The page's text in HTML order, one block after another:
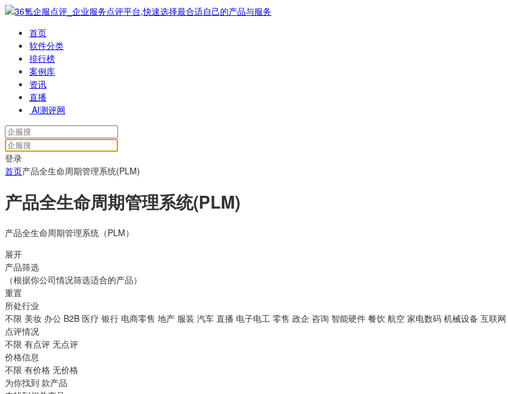
首页
软件分类
排行榜
案例库
资讯
直播
AI测评网
登录
首页产品全生命周期管理系统(PLM)
产品全生命周期管理系统(PLM)
产品全生命周期管理系统（PLM）
展开
产品筛选
（根据你公司情况筛选适合的产品）
重置
所处行业
不限 美妆 办公 B2B 医疗 银行 电商零售 地产 服装 汽车 直播 电子电工 零售 政企 咨询 智能硬件 餐饮 航空 家电数码 机械设备 互联网
点评情况
不限 有点评 无点评
价格信息
不限 有价格 无价格
为你找到 款产品